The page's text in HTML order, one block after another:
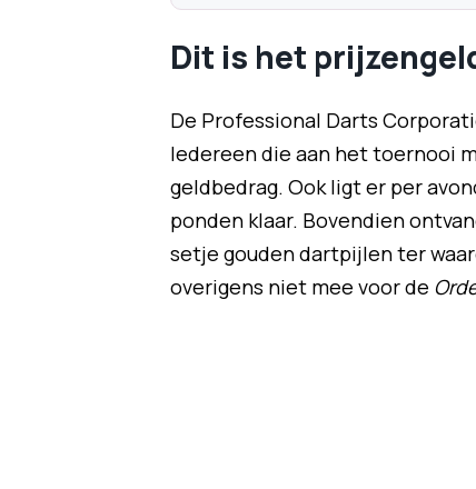
Dit is het
De Professional Darts
Iedereen die aan het toernooi
geldbedrag. Ook ligt er per
ponden klaar. Bovendien
setje gouden dartpijlen ter
overigens niet mee voor de